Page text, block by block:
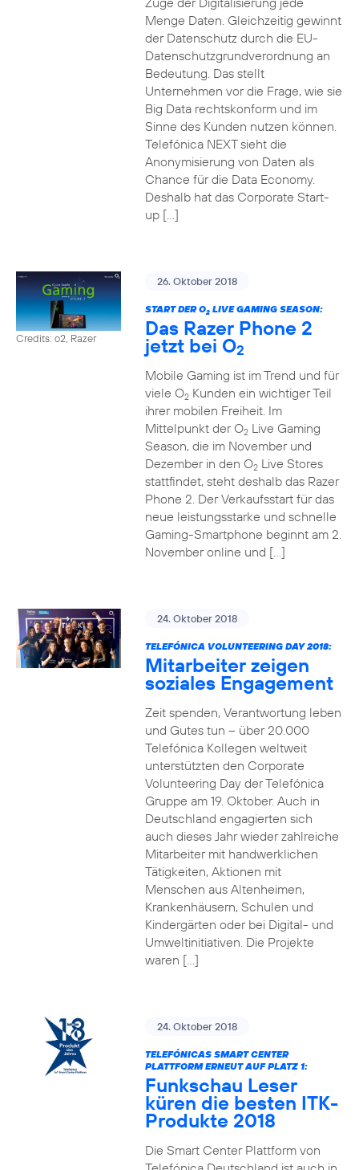
Menge Daten. Gleichzeitig gewinnt
der Datenschutz durch die EU-
Datenschutzgrundverordnung an
Bedeutung. Das stellt
Unternehmen vor die Frage, wie sie
Big Data rechtskonform und im
Sinne des Kunden nutzen können.
Telefónica NEXT sieht die
Anonymisierung von Daten als
Chance für die Data Economy.
Deshalb hat das Corporate Start-
up […]
Credits: o2, Razer
26. Oktober 2018
START DER O2LIVE GAMING SEASON:
Das Razer Phone 2
jetzt bei O2
Mobile Gaming ist im Trend und für
viele O2Kunden ein wichtiger Teil
ihrer mobilen Freiheit. Im
Mittelpunkt der O2Live Gaming
Season, die im November und
Dezember in den O2Live Stores
stattfindet, steht deshalb das Razer
Phone 2. Der Verkaufsstart für das
neue leistungsstarke und schnelle
Gaming-Smartphone beginnt am 2.
November online und […]
24. Oktober 2018
TELEFÓNICA VOLUNTEERING DAY 2018:
Mitarbeiter zeigen
soziales Engagement
Zeit spenden, Verantwortung leben
und Gutes tun – über 20.000
Telefónica Kollegen weltweit
unterstützten den Corporate
Volunteering Day der Telefónica
Gruppe am 19. Oktober. Auch in
Deutschland engagierten sich
auch dieses Jahr wieder zahlreiche
Mitarbeiter mit handwerklichen
Tätigkeiten, Aktionen mit
Menschen aus Altenheimen,
Krankenhäusern, Schulen und
Kindergärten oder bei Digital- und
Umweltinitiativen. Die Projekte
waren […]
24. Oktober 2018
TELEFÓNICAS SMART CENTER
PLATTFORM ERNEUT AUF PLATZ 1:
Funkschau Leser
küren die besten ITK-
Produkte 2018
Die Smart Center Plattform von